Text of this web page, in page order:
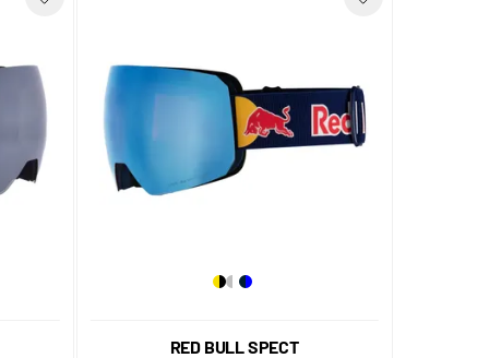
RED BULL SPECT